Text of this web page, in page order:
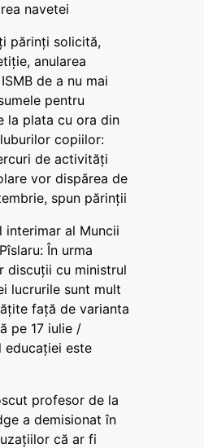
navetei
părinți solicită,
anularea
de a nu mai
pentru
la plata cu ora din
copiilor:
de activități
vor dispărea de
spun părinții
interimar al Muncii
În urma
discuții cu ministrul
lucrurile sunt mult
față de varianta
pe 17 iulie /
educației este
profesor de la
a demisionat în
că ar fi